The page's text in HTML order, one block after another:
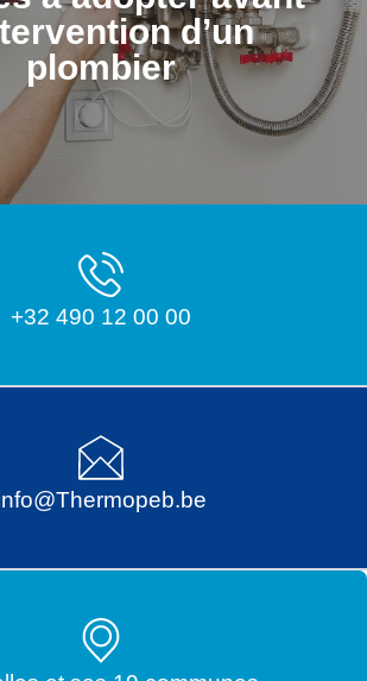
d’un
plombier
+32 490 12 00 00